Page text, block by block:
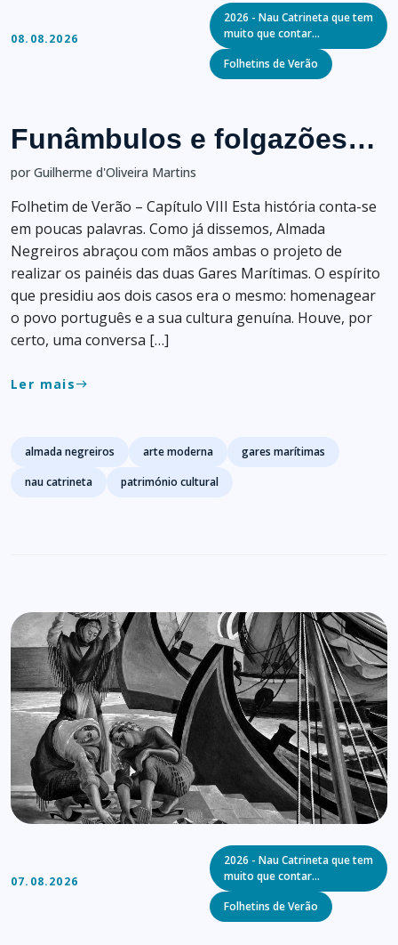
08.08.2026
Categories
2026 - Nau Catrineta que tem
muito que contar…
Folhetins de Verão
Funâmbulos e folgazões…
por Guilherme d'Oliveira Martins
Folhetim de Verão – Capítulo VIII Esta história conta-se
em poucas palavras. Como já dissemos, Almada
Negreiros abraçou com mãos ambas o projeto de
realizar os painéis das duas Gares Marítimas. O espírito
que presidiu aos dois casos era o mesmo: homenagear
o povo português e a sua cultura genuína. Houve, por
certo, uma conversa […]
Ler maiseast
Tags
almada negreiros arte moderna
gares marítimas
nau catrineta
património cultural
07.08.2026
Categories
2026 - Nau Catrineta que tem
muito que contar…
Folhetins de Verão